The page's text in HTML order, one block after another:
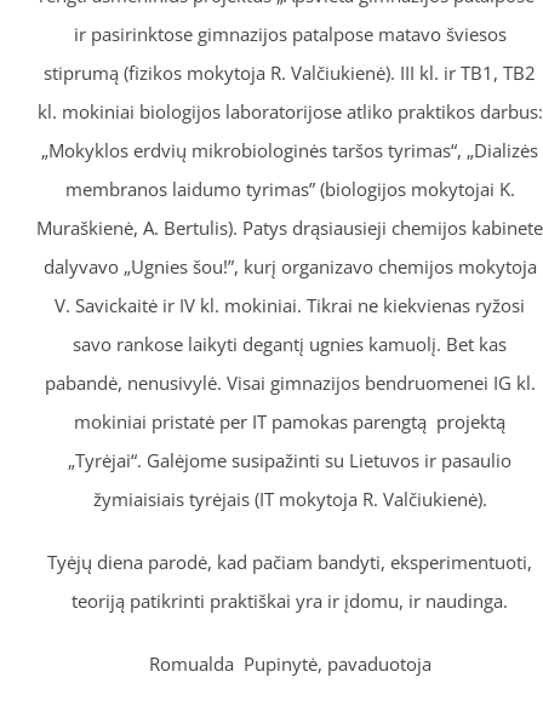
ir pasirinktose gimnazijos patalpose matavo šviesos
stiprumą (fizikos mokytoja R. Valčiukienė). III kl. ir TB1, TB2
kl. mokiniai biologijos laboratorijose atliko praktikos darbus:
„Mokyklos erdvių mikrobiologinės taršos tyrimas“, „Dializės
membranos laidumo tyrimas” (biologijos mokytojai K.
Muraškienė, A. Bertulis). Patys drąsiausieji chemijos kabinete
dalyvavo „Ugnies šou!”, kurį organizavo chemijos mokytoja
V. Savickaitė ir IV kl. mokiniai. Tikrai ne kiekvienas ryžosi
savo rankose laikyti degantį ugnies kamuolį. Bet kas
pabandė, nenusivylė. Visai gimnazijos bendruomenei IG kl.
mokiniai pristatė per IT pamokas parengtą projektą
„Tyrėjai“. Galėjome susipažinti su Lietuvos ir pasaulio
žymiaisiais tyrėjais (IT mokytoja R. Valčiukienė).
Tyėjų diena parodė, kad pačiam bandyti, eksperimentuoti,
teoriją patikrinti praktiškai yra ir įdomu, ir naudinga.
Romualda Pupinytė, pavaduotoja